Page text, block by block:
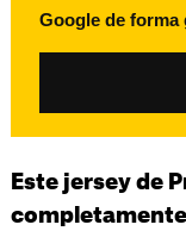
Google de forma
Este jersey de